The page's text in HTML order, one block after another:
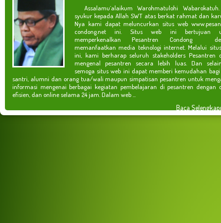
Assalamu`alaikum Warohmatulohi
syukur kepada Allah SWT atas berkat rahmat dan
Nya kami dapat meluncurkan situs web
condong.net ini. Situs web ini bertujuan
memperkenalkan Pesantren Condong
memanfaatkan media teknologi internet. Melalui
ini, kami berharap seluruh stakeholders Pesantren
mengenal pesantren secara lebih luas. Dan
semoga situs web ini dapat memberi kemudahan
santri, alumni dan orang tua/wali maupun simpatisan pesantren untuk
informasi mengenai berbagai kegiatan pembelajaran di pesantren dengan
efisien, dan online selama 24 jam. Dalam web ...
Baca